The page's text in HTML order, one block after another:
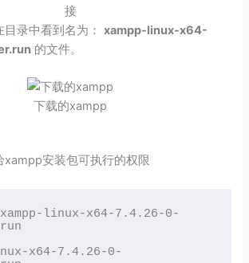
接
目录中看到名为：xampp-linux-x64-
的文件。
下载的xampp
xampp安装包可执行的权限
xampp-linux-x64-7.4.26-0-
x64-7.4.26-0-